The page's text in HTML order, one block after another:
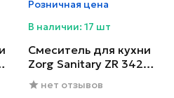
Розничная цена
В наличии: 17 шт
Смеситель для кухни
Zorg Sanitary ZR 342-6
YF нет отзывов